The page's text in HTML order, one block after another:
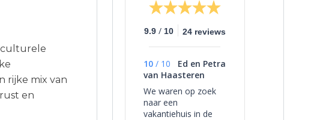
culturele
rijke mix van
en
9.9 / 10 24 reviews
10 / 10
Ed en Petra
van Haasteren
We waren op zoek
naar een
vakantiehuis in de